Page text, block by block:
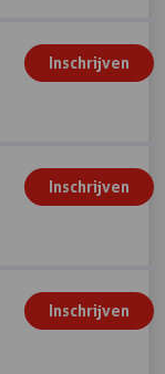
Inschrijven
Inschrijven
Inschrijven